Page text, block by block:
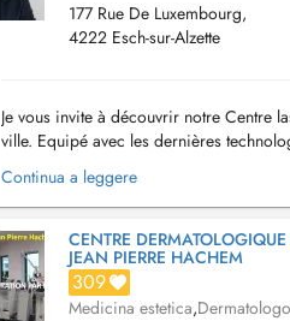
177 Rue De Luxembourg,
4222 Esch-sur-Alzette
Je vous invite à découvrir notre Centre
ville. Equipé avec les dernières
des maladies cutanées jusqu'aux
Continua a leggere
CENTRE DERMATOLOGIQUE
JEAN PIERRE HACHEM
309
Medicina estetica,Dermatologo